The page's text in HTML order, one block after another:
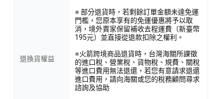
退換貨權益
※ 部分退貨時，若剩餘訂單金額未達免運
門檻，您原本享有的免運優惠將予以取
消，境外賣家保留補收去程運費（新臺幣
195元）並直接從退款扣除之權利。
※火箭跨境商品退貨時，台灣海關所課徵
的進口稅、營業稅、貨物稅、規費、關稅
等進口費用無法退還，若您有意請求退還
進口費用，請向海關或您的稅務顧問尋求
諮詢及協助